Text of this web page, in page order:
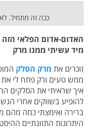
ככה זה מתחיל.
האדום-אדום הפלאי
מיד עשיתי ממנו מרק
זוכרים את מרק הסלק
ממש טעים ורק פתח לי את
איך שראיתי את הסלקים
להופיע בשווקים אחרי
ברירה ואימצתי כמה מהם
היתרונות התזונתיים